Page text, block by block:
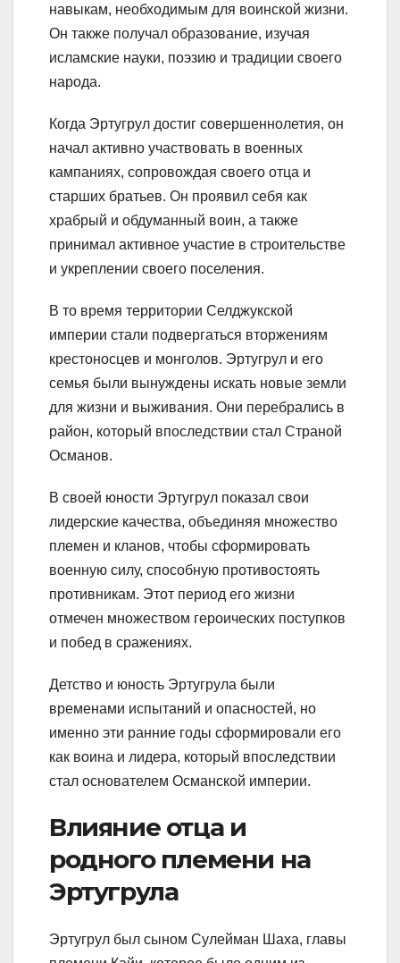
навыкам, необходимым для воинской жизни.
Он также получал образование, изучая
исламские науки, поэзию и традиции своего
народа.
Когда Эртугрул достиг совершеннолетия, он
начал активно участвовать в военных
кампаниях, сопровождая своего отца и
старших братьев. Он проявил себя как
храбрый и обдуманный воин, а также
принимал активное участие в строительстве
и укреплении своего поселения.
В то время территории Селджукской
империи стали подвергаться вторжениям
крестоносцев и монголов. Эртугрул и его
семья были вынуждены искать новые земли
для жизни и выживания. Они перебрались в
район, который впоследствии стал Страной
Османов.
В своей юности Эртугрул показал свои
лидерские качества, объединяя множество
племен и кланов, чтобы сформировать
военную силу, способную противостоять
противникам. Этот период его жизни
отмечен множеством героических поступков
и побед в сражениях.
Детство и юность Эртугрула были
временами испытаний и опасностей, но
именно эти ранние годы сформировали его
как воина и лидера, который впоследствии
стал основателем Османской империи.
Влияние отца и
родного племени на
Эртугрула
Эртугрул был сыном Сулейман Шаха, главы